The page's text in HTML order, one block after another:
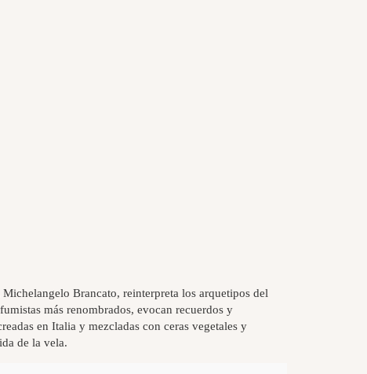
Brancato, reinterpreta los arquetipos del
más renombrados, evocan recuerdos y
en Italia y mezcladas con ceras vegetales y
de la vela.